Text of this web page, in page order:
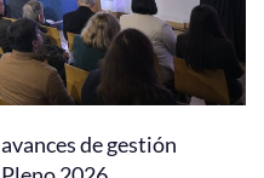
de gestión